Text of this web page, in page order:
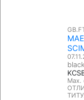
black
Max.